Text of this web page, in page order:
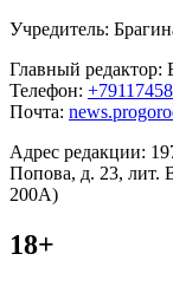
Учредитель:
Главный редактор:
Телефон:
Почта:
Адрес редакции:
Попова, д. 23, лит.
200А)
18+